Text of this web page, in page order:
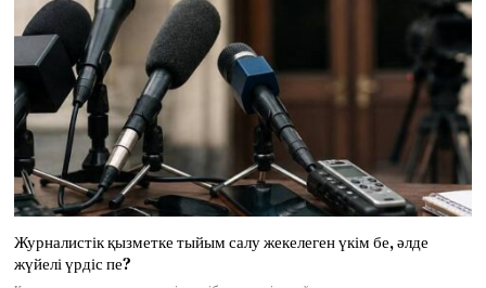
Журналистік қызметке тыйым салу жекелеген үкім бе, әлде
жүйелі үрдіс пе?